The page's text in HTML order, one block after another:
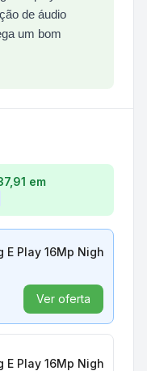
de áudio
um bom
Webcam Multilaser
em
E Play 16Mp
Ver oferta
E Play 16Mp